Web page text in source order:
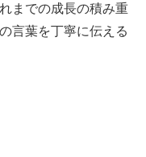
までの成長の積み重
言葉を丁寧に伝える